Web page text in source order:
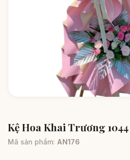
Kệ Hoa Khai Trương 1044
Mã sản phẩm: AN176